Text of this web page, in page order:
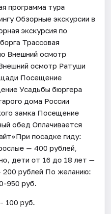
программа тура
Обзорные экскурсии в
экскурсия по
Трассовая
Внешний осмотр
осмотр Ратуши
Посещение
Усадьбы бюргера
дома России
замка Посещение
обед Оплачивается
посадке гиду:
— 400 рублей,
дети от 16 до 18 лет —
200 рублей По желанию:
950 руб.
100 руб.